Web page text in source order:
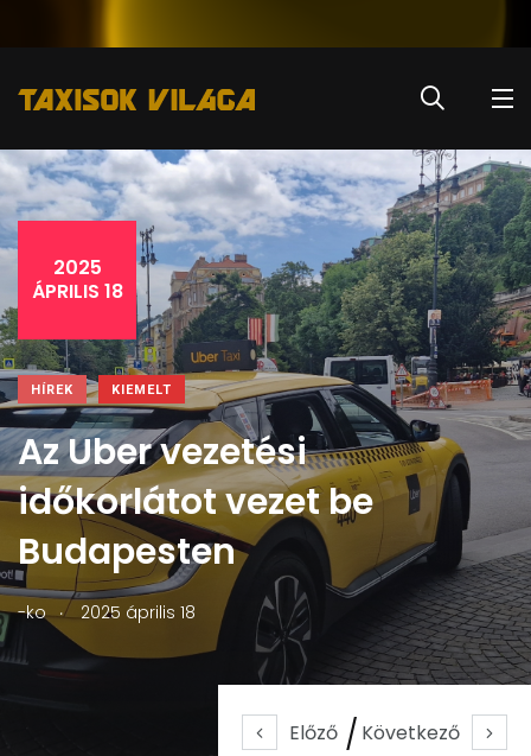
Előző Következő
2025
ÁPRILIS 18
HÍREK KIEMELT
Az Uber vezetési
időkorlátot vezet be
Budapesten
-ko . 2025 április 18